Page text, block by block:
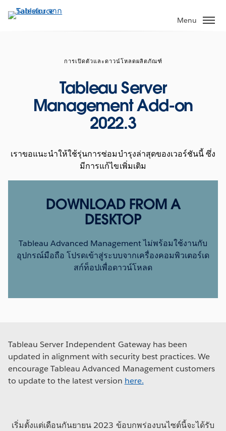
ไป
Menu
การเปิดตัวและดาวน์โหลดผลิตภัณฑ์
Tableau Server
Management Add-on
2022.3
เราขอแนะนำให้ใช้รุ่นการซ่อมบำรุงล่าสุดของเวอร์ชันนี้ ซึ่ง
มีการแก้ไขเพิ่มเติม
DOWNLOAD FROM A
DESKTOP
Tableau Advanced Management ไม่พร้อมใช้งานกับ
อุปกรณ์มือถือ โปรดเข้าสู่ระบบจากเครื่องคอมพิวเตอร์เด
สก์ท็อปเพื่อดาวน์โหลด
Tableau Server Independent Gateway has been
updated in alignment with security best practices. We
encourage Tableau Advanced Management customers
to update to the latest version here.
เริ่มตั้งแต่เดือนกันยายน 2023 ข้อบกพร่องบนไซต์นี้จะได้รับ